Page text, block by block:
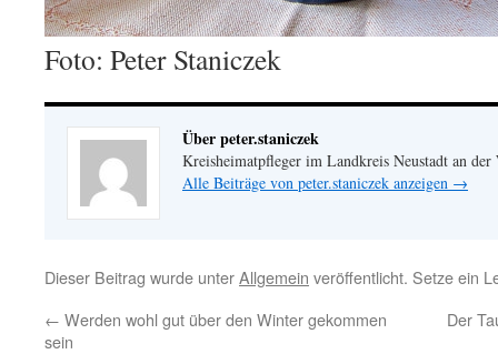
Foto: Peter Staniczek
Über peter.staniczek
Kreisheimatpfleger im Landkreis Neustadt an der
Alle Beiträge von peter.staniczek anzeigen →
Dieser Beitrag wurde unterAllgemein veröffentlicht. Setze ein
← Werden wohl gut über den Winter gekommen
sein
Der